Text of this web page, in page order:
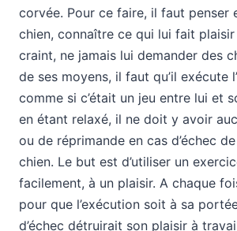
corvée. Pour ce faire, il faut penser
chien, connaître ce qui lui fait plaisir
craint, ne jamais lui demander des
de ses moyens, il faut qu’il exécute
comme si c’était un jeu entre lui et
en étant relaxé, il ne doit y avoir
ou de réprimande en cas d’échec
chien. Le but est d’utiliser un
facilement, à un plaisir. A chaque
pour que l’exécution soit à sa
d’échec détruirait son plaisir à